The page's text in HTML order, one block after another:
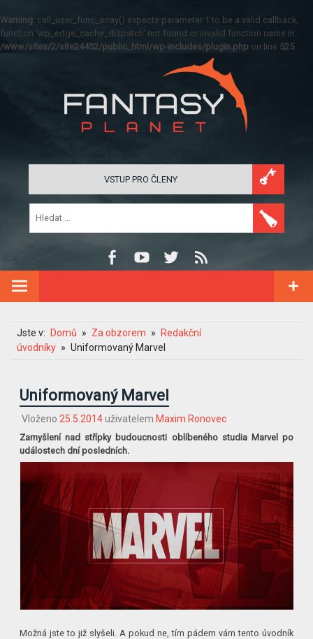
Warning: call_user_func_array() expects parameter 1 to be a valid callback,
function 'wp_edge_cache_dispatch' not found or invalid function name in
/www/sites/2/site24452/public_html/wp-includes/plugin.php on line 525
VSTUP PRO ČLENY
Jste v: Domů Za obzorem
Redakční
úvodníky
Uniformovaný Marvel
Uniformovaný Marvel
Vloženo 25.5.2014uživatelem Maxim Ronovec
Zamyšlení nad střípky budoucnosti oblíbeného studia Marvel po
událostech dní posledních.
Možná jste to již slyšeli. A pokud ne, tím pádem vám tento úvodník